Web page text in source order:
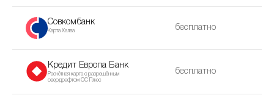
Совкомбанк
Карта Халва бесплатно
Кредит Европа Банк
Расчётная карта с разрешённым
овердрафтом CC Плюс
бесплатно